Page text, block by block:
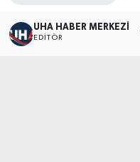
UHA HABER MERKEZİ
EDITÖR